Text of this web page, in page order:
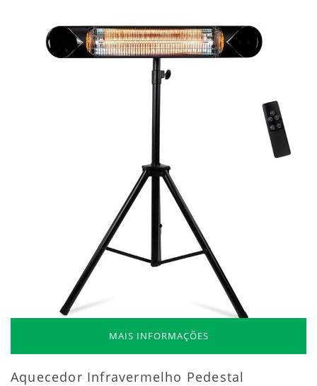
MAIS INFORMAÇÕES
Aquecedor Infravermelho Pedestal